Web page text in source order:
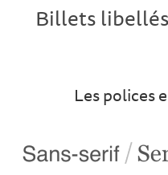
Billets libellés
Les polices